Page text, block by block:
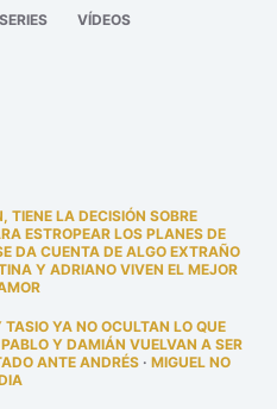
SERIES
VÍDEOS
TIENE LA DECISIÓN SOBRE
ESTROPEAR LOS PLANES DE
DA CUENTA DE ALGO EXTRAÑO
Y ADRIANO VIVEN EL MEJOR
YA NO OCULTAN LO QUE
Y DAMIÁN VUELVAN A SER
ANTE ANDRÉS· MIGUEL NO